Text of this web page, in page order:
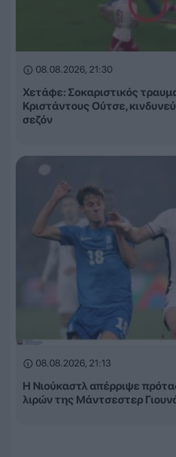
08.08.2026, 21:30
Χετάφε: Σοκαριστικός
Κριστάντους Ούτσε,
σεζόν
08.08.2026, 21:13
Η Νιούκαστλ απέρριψε
λιρών της Μάντσεστερ